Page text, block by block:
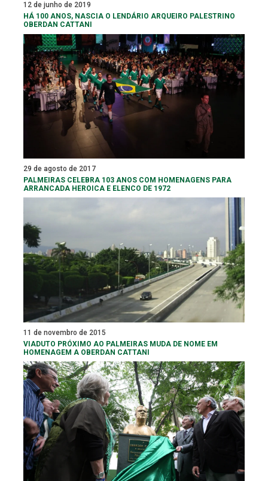
12 de junho de 2019
HÁ 100 ANOS, NASCIA O LENDÁRIO ARQUEIRO PALESTRINO
OBERDAN CATTANI
29 de agosto de 2017
PALMEIRAS CELEBRA 103 ANOS COM HOMENAGENS PARA
ARRANCADA HEROICA E ELENCO DE 1972
11 de novembro de 2015
VIADUTO PRÓXIMO AO PALMEIRAS MUDA DE NOME EM
HOMENAGEM A OBERDAN CATTANI